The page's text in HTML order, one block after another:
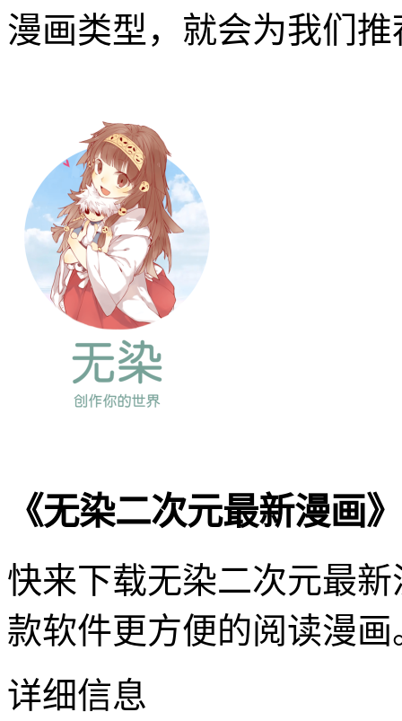
漫画类型，就会为我们
《无染二次元最新漫画
快来下载无染二次元最
款软件更方便的阅读漫画
详细信息